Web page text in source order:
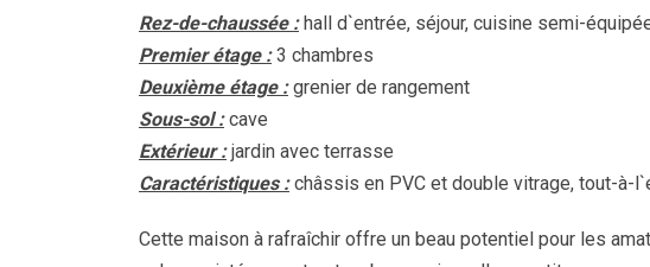
Rez-de-chaussée :hall d`entrée, séjour, cuisine semi-
Premier étage :3 chambres
Deuxième étage :grenier de rangement
Sous-sol :cave
Extérieur :jardin avec terrasse
Caractéristiques :châssis en PVC et double vitrage, tout-à-
Cette maison à rafraîchir offre un beau potentiel pour les